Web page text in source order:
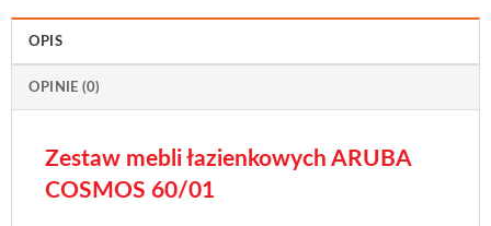
OPIS
OPINIE (0)
Zestaw mebli łazienkowych ARUBA
COSMOS 60/01